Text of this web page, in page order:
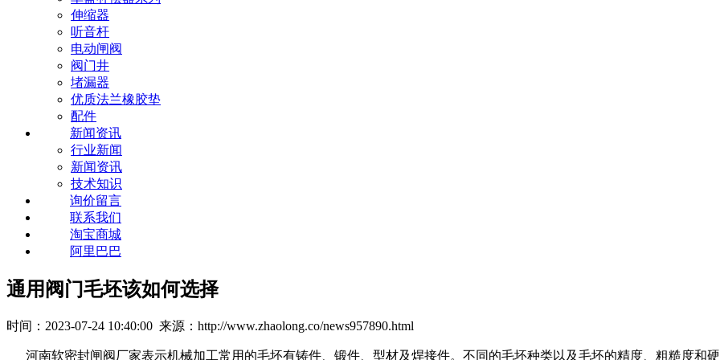
伸缩器
听音杆
电动闸阀
阀门井
堵漏器
优质法兰橡胶垫
配件
新闻资讯
行业新闻
新闻资讯
技术知识
询价留言
联系我们
淘宝商城
阿里巴巴
通用阀门毛坯该如何选择
时间：2023-07-24 10:40:00 来源：http://www.zhaolong.co/news957890.html
河南软密封闸阀厂家表示机械加工常用的毛坯有铸件、锻件、型材及焊接件。不同的毛坯种类以及毛坯的精度、粗糙度和